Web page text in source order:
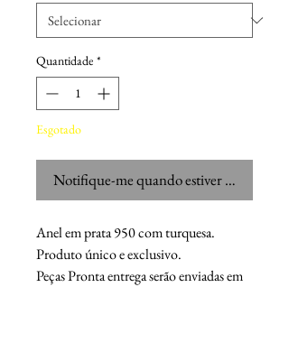
Quantidade *
Esgotado
Notifique-me quando estiver disponível
Anel em prata 950 com turquesa.
Produto único e exclusivo.
Peças Pronta entrega serão enviadas em